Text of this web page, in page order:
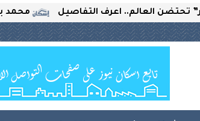
محمد بكر: اعرف التفاصيل